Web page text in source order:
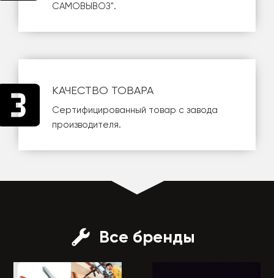
САМОВЫВОЗ".
КАЧЕСТВО ТОВАРА
Сертифицированный товар с завода
производителя.
Все бренды